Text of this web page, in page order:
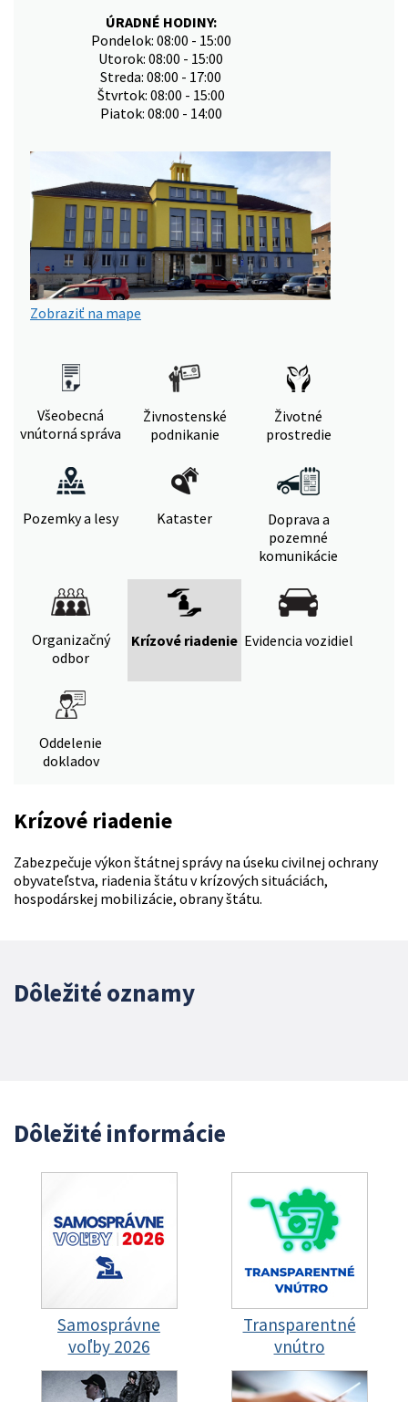
ÚRADNÉ HODINY:
Pondelok: 08:00 - 15:00
Utorok: 08:00 - 15:00
Streda: 08:00 - 17:00
Štvrtok: 08:00 - 15:00
Piatok: 08:00 - 14:00
Zobraziť na mape
Všeobecná
vnútorná správa
Živnostenské
podnikanie
Životné
prostredie
Pozemky a lesy Kataster
Doprava a
pozemné
komunikácie
Organizačný
odbor
Krízové riadenie Evidencia vozidiel
Oddelenie
dokladov
Krízové riadenie
Zabezpečuje výkon štátnej správy na úseku civilnej ochrany
obyvateľstva, riadenia štátu v krízových situáciách,
hospodárskej mobilizácie, obrany štátu.
Dôležité oznamy
Dôležité informácie
Samosprávne
voľby 2026
Transparentné
vnútro